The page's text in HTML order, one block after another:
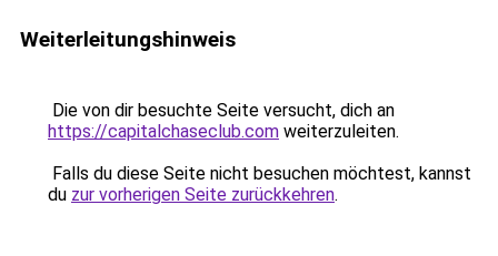
Weiterleitungshinweis
Die von dir besuchte Seite versucht, dich an
https://capitalchaseclub.com weiterzuleiten.
Falls du diese Seite nicht besuchen möchtest, kannst
du zur vorherigen Seite zurückkehren.